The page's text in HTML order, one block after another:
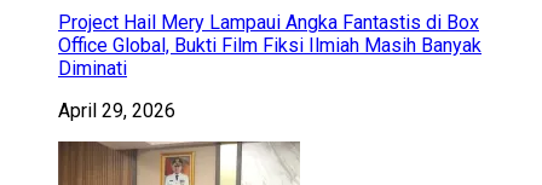
Project Hail Mery Lampaui Angka Fantastis di Box
Office Global, Bukti Film Fiksi Ilmiah Masih Banyak
Diminati
April 29, 2026